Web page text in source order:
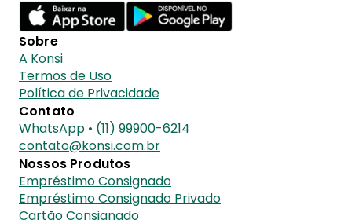
Sobre
A Konsi
Termos de Uso
Política de Privacidade
Contato
WhatsApp • (11) 99900-6214
contato@konsi.com.br
Nossos Produtos
Empréstimo Consignado
Empréstimo Consignado Privado
Cartão Consignado